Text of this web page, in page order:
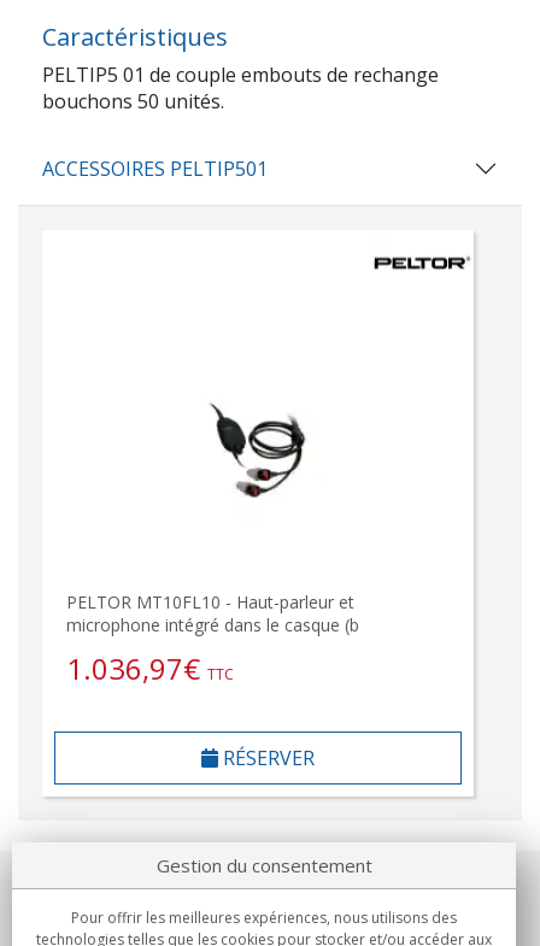
Caractéristiques
PELTIP5 01 de couple embouts de rechange
bouchons 50 unités.
ACCESSOIRES PELTIP501
PELTOR MT10FL10 - Haut-parleur et
microphone intégré dans le casque (b
1.036,97€ TTC
RÉSERVER
Notre société
Gestion du consentement
Pour offrir les meilleures expériences, nous utilisons des
technologies telles que les cookies pour stocker et/ou accéder aux